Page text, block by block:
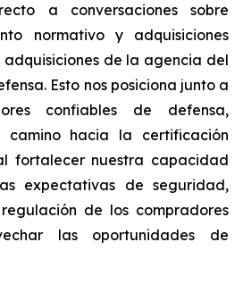
a conversaciones sobre
normativo y adquisiciones
de la agencia del
Esto nos posiciona junto a
confiables de defensa,
camino hacia la certificación
fortalecer nuestra capacidad
expectativas de seguridad,
de los compradores
las oportunidades de